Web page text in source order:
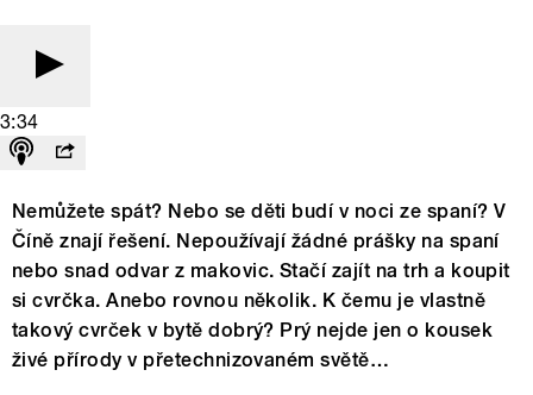
3:34
Nemůžete spát? Nebo se děti budí v noci ze spaní? V
Číně znají řešení. Nepoužívají žádné prášky na spaní
nebo snad odvar z makovic. Stačí zajít na trh a koupit
si cvrčka. Anebo rovnou několik. K čemu je vlastně
takový cvrček v bytě dobrý? Prý nejde jen o kousek
živé přírody v přetechnizovaném světě…